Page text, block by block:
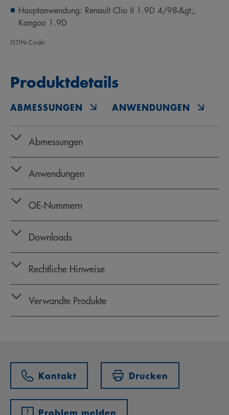
Hauptanwendung: Renault Clio II 1.9D 4/98-&gt;,
Kangoo 1.9D
GTIN‑Code:
Produktdetails
ABMESSUNGEN ANWENDUNGEN
Abmessungen
Anwendungen
OE‑Nummern
Downloads
Rechtliche Hinweise
Verwandte Produkte
Kontakt Drucken
Problem melden